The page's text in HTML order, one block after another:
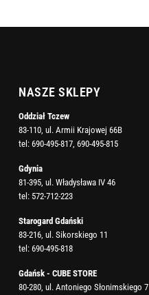
NASZE SKLEPY
Oddział Tczew
83-110, ul. Armii Krajowej 66B
tel: 690-495-817, 690-495-815
Gdynia
81-395, ul. Władysława IV 46
tel: 572-712-223
Starogard Gdański
83-216, ul. Sikorskiego 11
tel: 690-495-818
Gdańsk - CUBE STORE
80-280, ul. Antoniego Słonimskiego 7